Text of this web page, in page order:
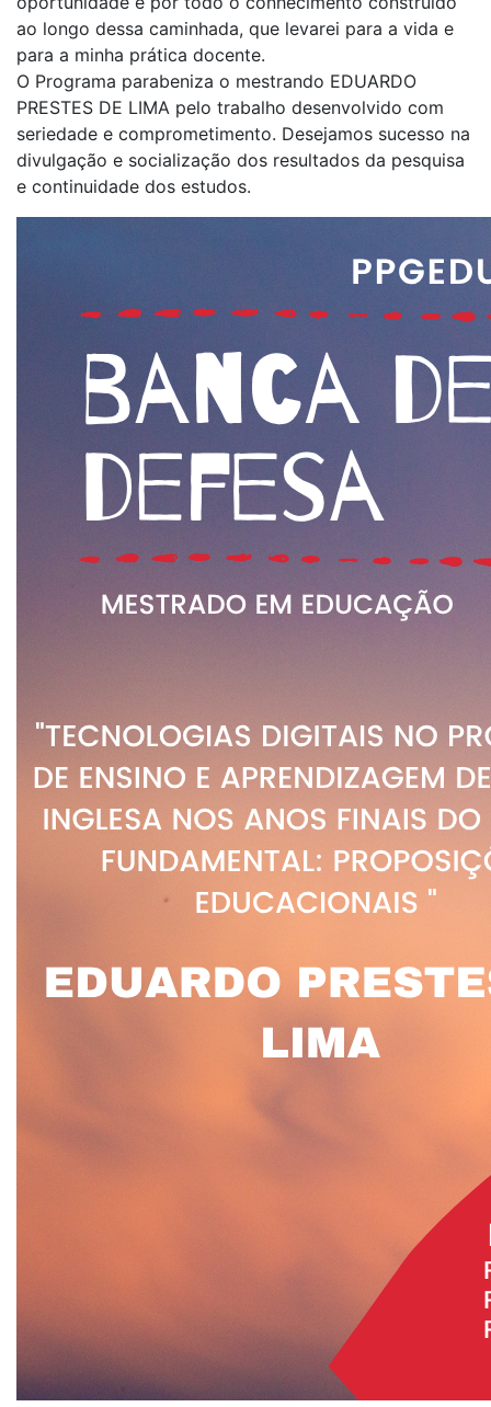
ao longo dessa caminhada, que levarei para a vida e
para a minha prática docente.
O Programa parabeniza o mestrando EDUARDO
PRESTES DE LIMA pelo trabalho desenvolvido com
seriedade e comprometimento. Desejamos sucesso na
divulgação e socialização dos resultados da pesquisa
e continuidade dos estudos.